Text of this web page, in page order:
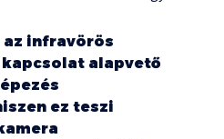
az infravörös
alapvető
ez teszi